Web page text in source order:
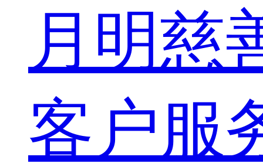
月明慈
客户服